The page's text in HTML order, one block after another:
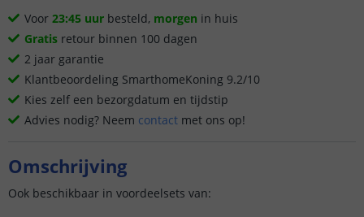
Voor 23:45 uur besteld, morgen in huis
Gratis retour binnen 100 dagen
2 jaar garantie
Klantbeoordeling SmarthomeKoning 9.2/10
Kies zelf een bezorgdatum en tijdstip
Advies nodig? Neem contact met ons op!
Omschrijving
Ook beschikbaar in voordeelsets van: